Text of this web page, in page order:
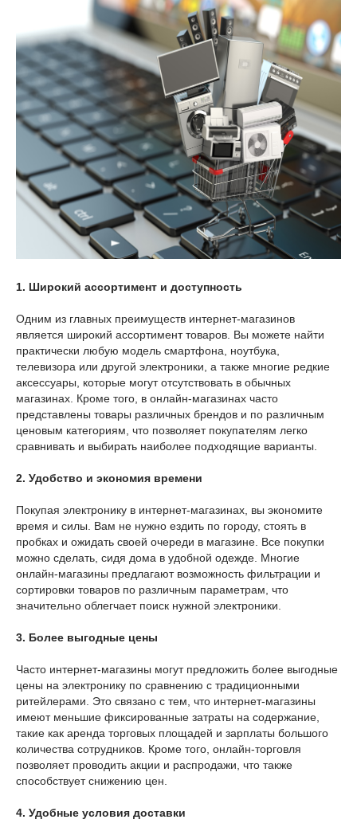
1. Широкий ассортимент и доступность
Одним из главных преимуществ интернет-магазинов
является широкий ассортимент товаров. Вы можете найти
практически любую модель смартфона, ноутбука,
телевизора или другой электроники, а также многие редкие
аксессуары, которые могут отсутствовать в обычных
магазинах. Кроме того, в онлайн-магазинах часто
представлены товары различных брендов и по различным
ценовым категориям, что позволяет покупателям легко
сравнивать и выбирать наиболее подходящие варианты.
2. Удобство и экономия времени
Покупая электронику в интернет-магазинах, вы экономите
время и силы. Вам не нужно ездить по городу, стоять в
пробках и ожидать своей очереди в магазине. Все покупки
можно сделать, сидя дома в удобной одежде. Многие
онлайн-магазины предлагают возможность фильтрации и
сортировки товаров по различным параметрам, что
значительно облегчает поиск нужной электроники.
3. Более выгодные цены
Часто интернет-магазины могут предложить более выгодные
цены на электронику по сравнению с традиционными
ритейлерами. Это связано с тем, что интернет-магазины
имеют меньшие фиксированные затраты на содержание,
такие как аренда торговых площадей и зарплаты большого
количества сотрудников. Кроме того, онлайн-торговля
позволяет проводить акции и распродажи, что также
способствует снижению цен.
4. Удобные условия доставки